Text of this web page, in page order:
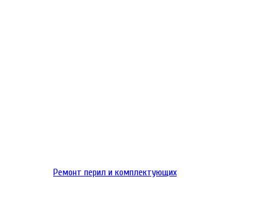
Ремонт перил и комплектующих